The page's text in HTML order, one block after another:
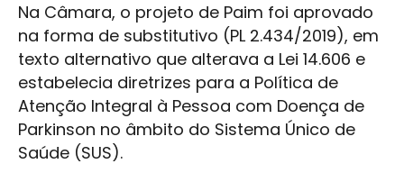
Na Câmara, o projeto de Paim foi aprovado
na forma de substitutivo (PL 2.434/2019), em
texto alternativo que alterava a Lei 14.606 e
estabelecia diretrizes para a Política de
Atenção Integral à Pessoa com Doença de
Parkinson no âmbito do Sistema Único de
Saúde (SUS).